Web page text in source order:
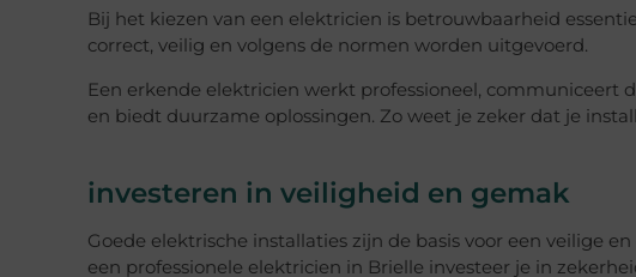
Bij het kiezen van een elektricien is betrouwbaarheid
correct, veilig en volgens de normen worden uitgevoerd.
Een erkende elektricien werkt professioneel, communiceert
en biedt duurzame oplossingen. Zo weet je zeker dat je
investeren in veiligheid en gemak
Goede elektrische installaties zijn de basis voor een veilige
een professionele elektricien in Brielle investeer je in